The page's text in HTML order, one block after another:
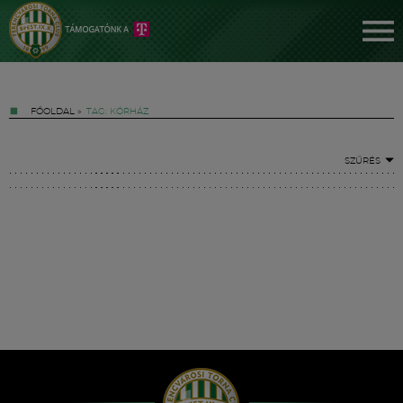
FŐOLDAL » TAG: KÓRHÁZ
SZŰRÉS
Hírek